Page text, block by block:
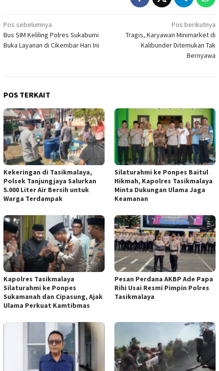
Navigasi
pos
Pos sebelumnya
Bus SIM Keliling Polres Sukabumi
Buka Layanan di Cikembar Hari Ini
Pos berikutnya
Tragis, Karyawan Minimarket di
Kalibunder Ditemukan Tak
Bernyawa
POS TERKAIT
Kekeringan di Tasikmalaya,
Polsek Tanjungjaya Salurkan
5.000 Liter Air Bersih untuk
Warga Terdampak
Silaturahmi ke Ponpes Baitul
Hikmah, Kapolres Tasikmalaya
Minta Dukungan Ulama Jaga
Keamanan
Kapolres Tasikmalaya
Silaturahmi ke Ponpes
Sukamanah dan Cipasung, Ajak
Ulama Perkuat Kamtibmas
Pesan Perdana AKBP Ade Papa
Rihi Usai Resmi Pimpin Polres
Tasikmalaya